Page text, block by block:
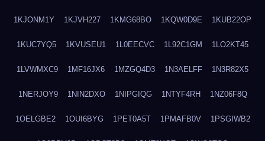
1KJONM1Y 1KJVH227 1KMG68BO 1KQW0D9E 1KUB22OP
1KUC7YQ5 1KVUSEU1 1L0EECVC 1L92C1GM 1LO2KT45
1LVWMXC9 1MF16JX6 1MZGQ4D3 1N3AELFF 1N3R82X5
1NERJOY9 1NIN2DXO 1NIPGIQG 1NTYF4RH 1NZ06F8Q
1OELGBE2 1OUI6BYG 1PET0A5T 1PMAFB0V 1PSGIWB2